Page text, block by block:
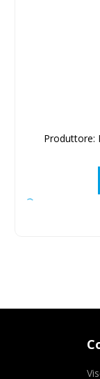
Produttore: